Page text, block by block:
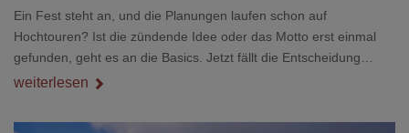
Ein Fest steht an, und die Planungen laufen schon auf
Hochtouren? Ist die zündende Idee oder das Motto erst einmal
gefunden, geht es an die Basics. Jetzt fällt die Entscheidung
zwischen Indoor oder Outdoor-Location. Sind Gäste, Catering
Räumlichkeit mit Ambiente? Eine hochkarätige Gala anlässlich
weiterlesen